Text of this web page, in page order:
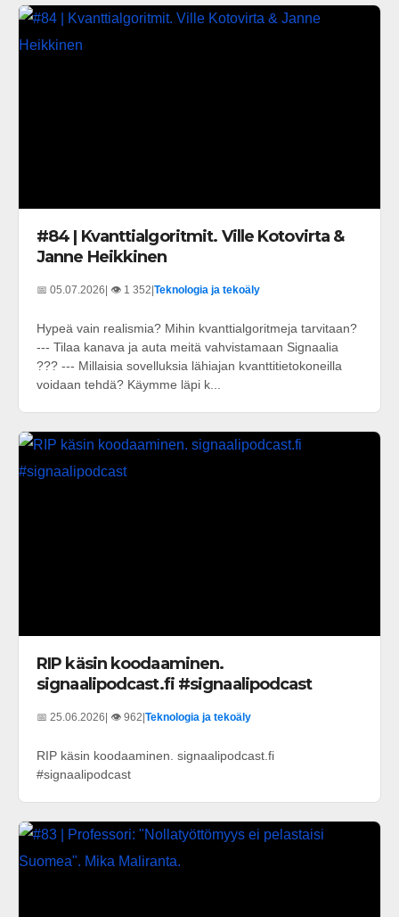
#84 | Kvanttialgoritmit. Ville Kotovirta &
Janne Heikkinen
📅 05.07.2026 | 👁️ 1 352 Teknologia ja tekoäly
Hypeä vain realismia? Mihin kvanttialgoritmeja tarvitaan?
--- Tilaa kanava ja auta meitä vahvistamaan Signaalia
??? --- Millaisia sovelluksia lähiajan kvanttitietokoneilla
voidaan tehdä? Käymme läpi k...
RIP käsin koodaaminen.
signaalipodcast.fi #signaalipodcast
📅 25.06.2026| 👁️ 962|Teknologia ja tekoäly
RIP käsin koodaaminen. signaalipodcast.fi
#signaalipodcast